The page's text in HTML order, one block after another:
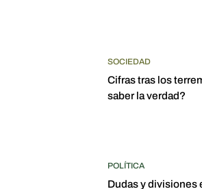
SOCIEDAD
Cifras tras los
saber la verdad?
POLÍTICA
Dudas y divisiones